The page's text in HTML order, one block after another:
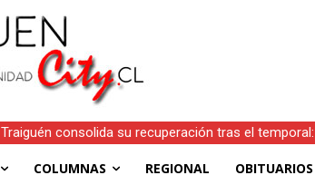
Traiguén consolida su recuperación tras el
COLUMNAS REGIONAL OBITUARIOS